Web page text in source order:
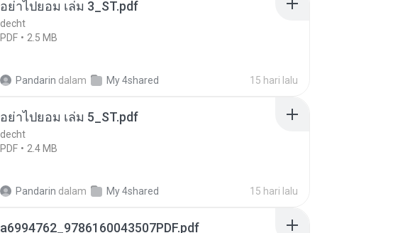
อย่าไปยอม เล่ม 3_ST.pdf
decht
PDF
2.5 MB
Pandarin dalam My 4shared 15 hari lalu
อย่าไปยอม เล่ม 5_ST.pdf
decht
PDF
2.4 MB
Pandarin dalam My 4shared 15 hari lalu
a6994762_9786160043507PDF.pdf